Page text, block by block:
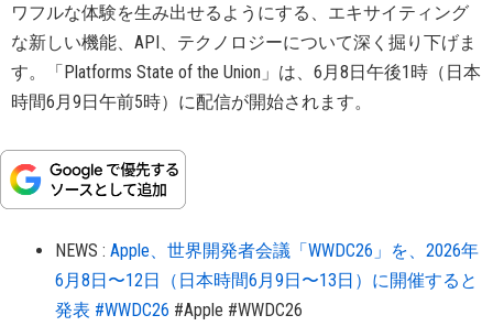
ワフルな体験を生み出せるようにする、エキサイティング
な新しい機能、API、テクノロジーについて深く掘り下げま
す。「Platforms State of the Union」は、6月8日午後1時（日本
時間6月9日午前5時）に配信が開始されます。
NEWS : Apple、世界開発者会議「WWDC26」を、2026年
6月8日〜12日（日本時間6月9日〜13日）に開催すると
発表 #WWDC26 #Apple #WWDC26